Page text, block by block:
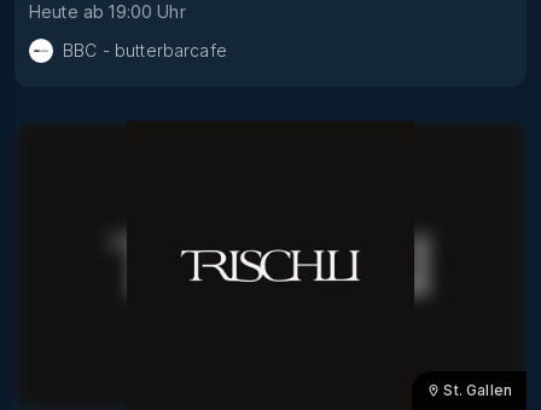
Heute ab 19:00 Uhr
BBC - butterbarcafe
St. Gallen